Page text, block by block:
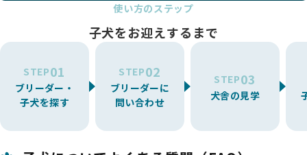
使い方のステップ
子犬をお迎えするまで
STEP01
ブリーダー・
子犬を探す
STEP02
ブリーダーに
問い合わせ
STEP03
犬舎の見学